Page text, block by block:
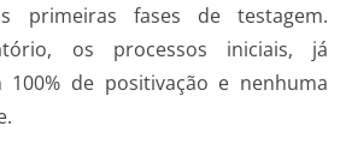
primeiras fases de testagem.
os processos iniciais, já
100% de positivação e nenhuma